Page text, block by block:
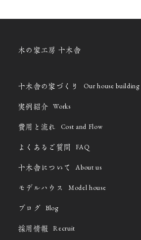
木の家工房 十木舎
十木舎の家づくり Our house building
実例紹介 Works
費用と流れ Cost and Flow
よくあるご質問 FAQ
十木舎について About us
モデルハウス Model house
ブログ Blog
採用情報 Recruit